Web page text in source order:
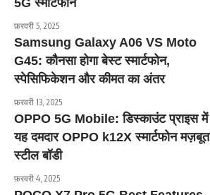
5G स्मार्टफोन
फ़रवरी 5, 2025
Samsung Galaxy A06 VS Moto
G45: कौनसा होगा बेस्ट स्मार्टफोन,
स्पेसिफिकेशन और कीमत का अंतर
फ़रवरी 13, 2025
OPPO 5G Mobile: डिस्काउंट प्राइस में
यह दमदार OPPO k12X स्मार्टफोन मज़बूत
स्टील बॉडी
फ़रवरी 4, 2025